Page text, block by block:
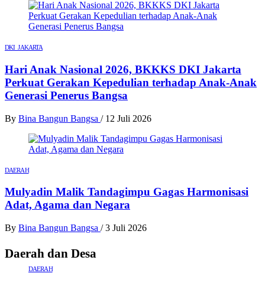
DKI JAKARTA
Hari Anak Nasional 2026, BKKKS DKI Jakarta
Perkuat Gerakan Kepedulian terhadap Anak-Anak
Generasi Penerus Bangsa
By Bina Bangun Bangsa / 12 Juli 2026
DAERAH
Mulyadin Malik Tandagimpu Gagas Harmonisasi
Adat, Agama dan Negara
By Bina Bangun Bangsa / 3 Juli 2026
Daerah dan Desa
DAERAH